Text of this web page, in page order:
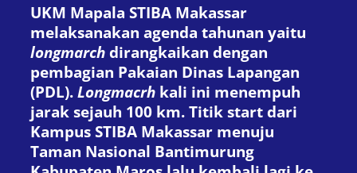
UKM Mapala STIBA Makassar
melaksanakan agenda tahunan yaitu
longmarch dirangkaikan dengan
pembagian Pakaian Dinas Lapangan
(PDL). Longmacrh kali ini menempuh
jarak sejauh 100 km. Titik start dari
Kampus STIBA Makassar menuju
Taman Nasional Bantimurung